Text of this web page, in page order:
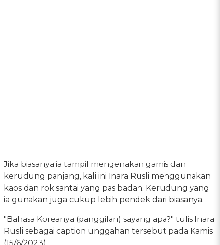
Jika biasanya ia tampil mengenakan gamis dan
kerudung panjang, kali ini Inara Rusli menggunakan
kaos dan rok santai yang pas badan. Kerudung yang
ia gunakan juga cukup lebih pendek dari biasanya.
"Bahasa Koreanya (panggilan) sayang apa?" tulis Inara
Rusli sebagai caption unggahan tersebut pada Kamis
(15/6/2023).